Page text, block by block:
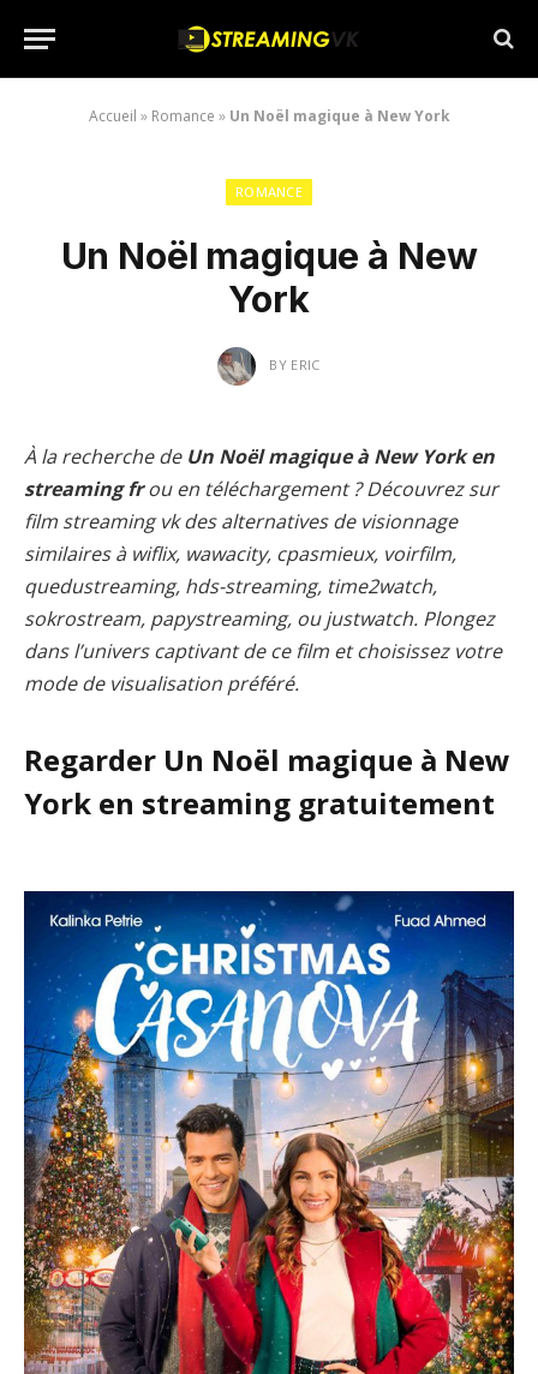
Accueil » Romance » Un Noël magique à New York
ROMANCE
Un Noël magique à New
York
BY ERIC
À la recherche de Un Noël magique à New York en
streaming frou en téléchargement ? Découvrez sur
film streaming vk des alternatives de visionnage
similaires à wiflix, wawacity, cpasmieux, voirfilm,
quedustreaming, hds-streaming, time2watch,
sokrostream, papystreaming, ou justwatch. Plongez
dans l’univers captivant de ce film et choisissez votre
mode de visualisation préféré.
Regarder Un Noël magique à New
York en streaming gratuitement